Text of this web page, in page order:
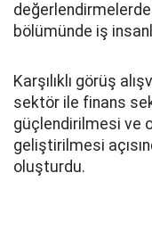
bölümünde iş
Karşılıklı görüş
sektör ile finans
güçlendirilmesi ve
geliştirilmesi
oluşturdu.